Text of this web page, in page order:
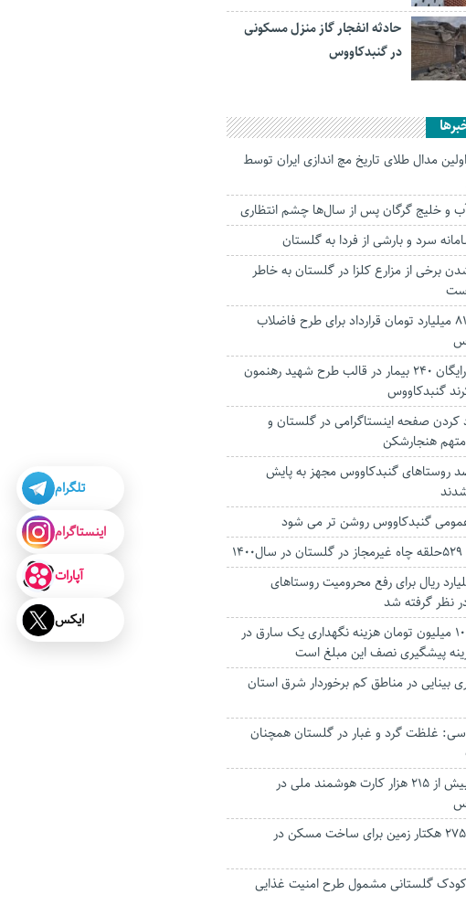
حادثه انفجار گاز منزل مسکونی
در گنبدکاووس
مدال طلاى تاریخ مچ اندازی ایران توسط
و خلیج گرگان پس از سال‌ها چشم انتظاری
سرد و بارشی از فردا به گلستان
برخی از مزارع کلزا در گلستان به خاطر
انعقاد ۸۱ میلیارد تومان قرارداد برای طرح فاضلاب
ویزیت رایگان ۲۴۰ بیمار در قالب طرح شهید رهنمون
گنبدکاووس
صفحه اینستاگرامی در گلستان و
هنجارشکن
روستاهای گنبدکاووس مجهز به پایش
گنبدکاووس روشن تر می شود
ریال برای رفع محرومیت‌ روستاهای
نظر گرفته شد
ماهانه ۱۰ میلیون تومان هزینه نگهداری یک سارق در
پیشگیری نصف این مبلغ است
بینایی در مناطق کم برخوردار شرق استان
غلظت گرد و غبار در گلستان همچنان
صدور بیش از ۲۱۵ هزار کارت هوشمند ملی در
تملک ۲۷۵ هکتار زمین برای ساخت مسکن در
کودک گلستانی مشمول طرح امنیت غذایی
تلگرام
اینستاگرام
آپارات
ایکس